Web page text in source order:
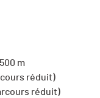
m
réduit)
réduit)